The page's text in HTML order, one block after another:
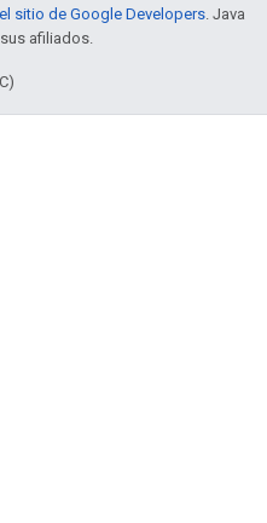
sitio de Google Developers . Java
afiliados.